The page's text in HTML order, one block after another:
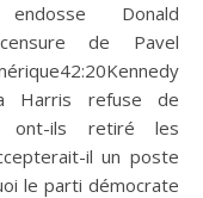
endosse Donald
de Pavel
Harris refuse de
ont-ils retiré les
il un poste
le parti démocrate